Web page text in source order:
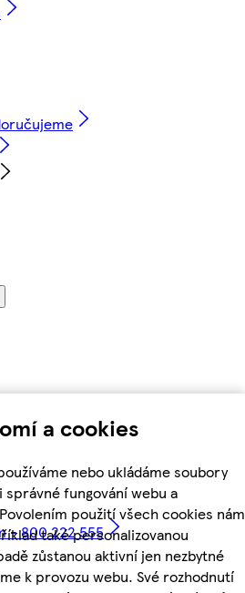
a cookies
nebo ukládáme soubory
fungování webu a
použití všech cookies nám
také personalizovanou
zůstanou aktivní jen nezbytné
k provozu webu. Své rozhodnutí
- 800 222 555